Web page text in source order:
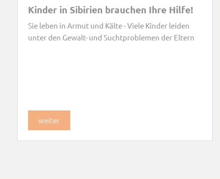
Kinder in Sibirien brauchen Ihre Hilfe!
Sie leben in Armut und Kälte - Viele Kinder leiden
unter den Gewalt- und Suchtproblemen der Eltern
weiter